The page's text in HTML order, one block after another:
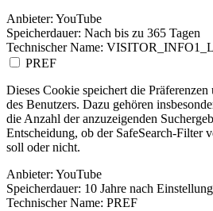
Anbieter: YouTube
Speicherdauer: Nach bis zu 365 Tagen
Technischer Name:
PREF
Dieses Cookie speichert die
des Benutzers. Dazu gehören
die Anzahl der anzuzeigenden
Entscheidung, ob der SafeSearch-Filter
soll oder nicht.
Anbieter: YouTube
Speicherdauer: 10 Jahre nach
Technischer Name: PREF